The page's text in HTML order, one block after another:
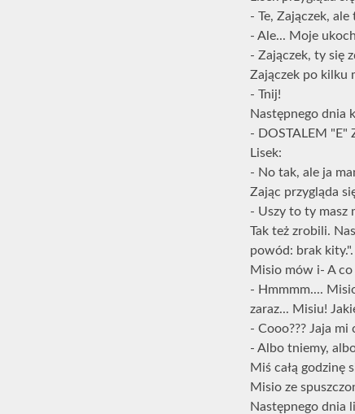
- Te, Zajączek,
- Ale... Moje
- Zajączek, ty się
Zajączek po kilku
- Tnij!
Następnego dnia
- DOSTALEM "E"
Lisek:
- No tak, ale ja
Zając przygląda
- Uszy to ty masz
Tak też zrobili.
powód: brak kity.".
Misio mów i- A co
- Hmmmm....
zaraz... Misiu!
- Cooo??? Jaja mi
- Albo tniemy,
Miś całą godzinę
Misio ze
Następnego dnia